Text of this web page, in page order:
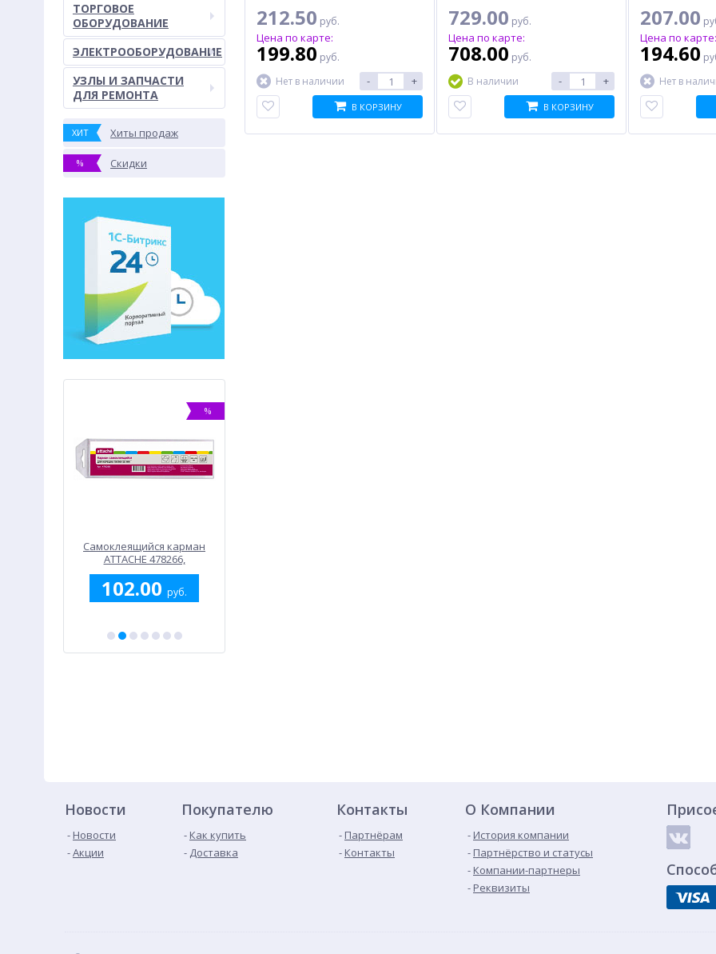
ТОРГОВОЕ
ОБОРУДОВАНИЕ
ЭЛЕКТРООБОРУДОВАНИЕ
УЗЛЫ И ЗАПЧАСТИ
ДЛЯ РЕМОНТА
ХИТ Хиты продаж
% Скидки
Самоклеящийся карман
ATTACHE 478266,
прозрачный (10 шт)
102.00 руб.
Самоклеящийся карман
прозрачный (10 шт)
212.50 руб.
Цена по карте:
199.80 руб.
Нет в наличии
- +
В КОРЗИНУ
729.00 руб.
Цена по карте:
708.00 руб.
В наличии
- +
В КОРЗИНУ
207.00
Цена по карте:
194.60
Нет в
Новости
Новости
Акции
Покупателю
Как купить
Доставка
Контакты
Партнёрам
Контакты
О Компании
История компании
Партнёрство и статусы
Компании-партнеры
Реквизиты